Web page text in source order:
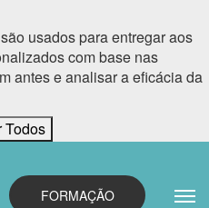
usados para entregar aos
com base nas
antes e analisar a eficácia da
Todos
FORMAÇÃO